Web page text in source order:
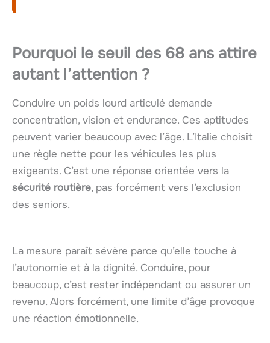
Pourquoi le seuil des 68 ans attire
autant l’attention ?
Conduire un poids lourd articulé demande
concentration, vision et endurance. Ces aptitudes
peuvent varier beaucoup avec l’âge. L’Italie choisit
une règle nette pour les véhicules les plus
exigeants. C’est une réponse orientée vers la
sécurité routière, pas forcément vers l’exclusion
des seniors.
La mesure paraît sévère parce qu’elle touche à
l’autonomie et à la dignité. Conduire, pour
beaucoup, c’est rester indépendant ou assurer un
revenu. Alors forcément, une limite d’âge provoque
une réaction émotionnelle.